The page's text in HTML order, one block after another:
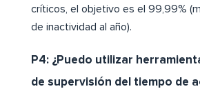
críticos, el objetivo es el 99,99%
de inactividad al año).
P4: ¿Puedo utilizar
de supervisión del tiempo de